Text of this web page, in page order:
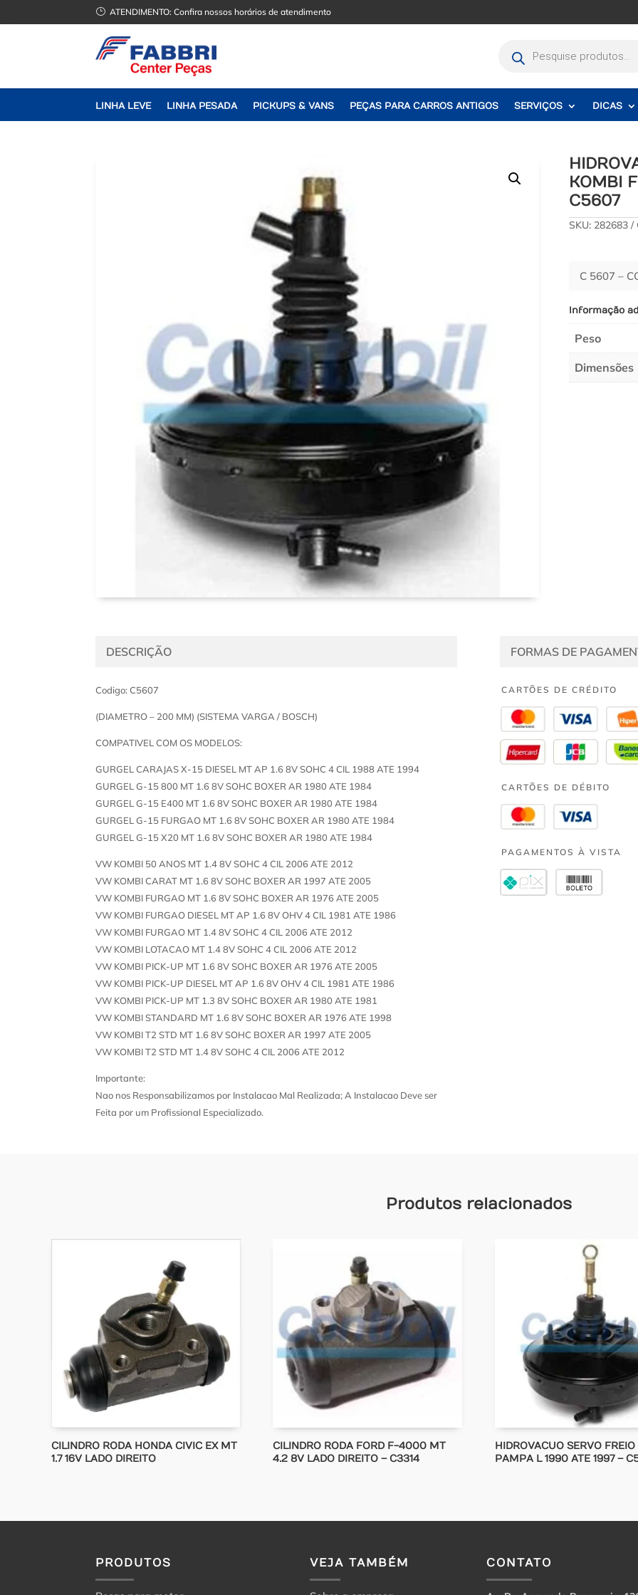
} ATENDIMENTO:Confira nossos horários de atendimento
produtos
LINHA LEVE LINHA PESADA PICKUPS & VANS PEÇAS PARA CARROS ANTIGOS SERVIÇOS DICAS
KOMBI
C5607
SKU: 282683
C 5607 –
Informação
Peso
Dimensões
DESCRIÇÃO
Codigo: C5607
(DIAMETRO – 200 MM) (SISTEMA VARGA / BOSCH)
COMPATIVEL COM OS MODELOS:
GURGEL CARAJAS X-15 DIESEL MT AP 1.6 8V SOHC 4 CIL 1988 ATE 1994
GURGEL G-15 800 MT 1.6 8V SOHC BOXER AR 1980 ATE 1984
GURGEL G-15 E400 MT 1.6 8V SOHC BOXER AR 1980 ATE 1984
GURGEL G-15 FURGAO MT 1.6 8V SOHC BOXER AR 1980 ATE 1984
GURGEL G-15 X20 MT 1.6 8V SOHC BOXER AR 1980 ATE 1984
VW KOMBI 50 ANOS MT 1.4 8V SOHC 4 CIL 2006 ATE 2012
VW KOMBI CARAT MT 1.6 8V SOHC BOXER AR 1997 ATE 2005
VW KOMBI FURGAO MT 1.6 8V SOHC BOXER AR 1976 ATE 2005
VW KOMBI FURGAO DIESEL MT AP 1.6 8V OHV 4 CIL 1981 ATE 1986
VW KOMBI FURGAO MT 1.4 8V SOHC 4 CIL 2006 ATE 2012
VW KOMBI LOTACAO MT 1.4 8V SOHC 4 CIL 2006 ATE 2012
VW KOMBI PICK-UP MT 1.6 8V SOHC BOXER AR 1976 ATE 2005
VW KOMBI PICK-UP DIESEL MT AP 1.6 8V OHV 4 CIL 1981 ATE 1986
VW KOMBI PICK-UP MT 1.3 8V SOHC BOXER AR 1980 ATE 1981
VW KOMBI STANDARD MT 1.6 8V SOHC BOXER AR 1976 ATE 1998
VW KOMBI T2 STD MT 1.6 8V SOHC BOXER AR 1997 ATE 2005
VW KOMBI T2 STD MT 1.4 8V SOHC 4 CIL 2006 ATE 2012
Importante:
Nao nos Responsabilizamos por Instalacao Mal Realizada; A Instalacao Deve ser
Feita por um Profissional Especializado.
FORMAS DE
CARTÕES DE CRÉDITO
CARTÕES DE DÉBITO
PAGAMENTOS À VISTA
Produtos relacionados
CILINDRO RODA HONDA CIVIC EX MT
1.7 16V LADO DIREITO
CILINDRO RODA FORD F-4000 MT
4.2 8V LADO DIREITO – C3314
HIDROVACUO SERVO FREIO
PAMPA L 1990 ATE 1997 –
PRODUTOS VEJA TAMBÉM CONTATO